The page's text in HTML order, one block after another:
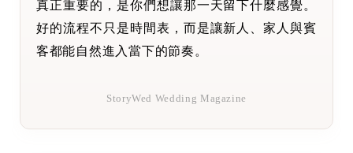
真正重要的，是你們想讓那一天留下什麼感覺。
好的流程不只是時間表，而是讓新人、家人與賓
客都能自然進入當下的節奏。
StoryWed Wedding Magazine